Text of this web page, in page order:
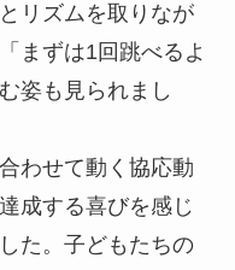
リズムを取りなが
まずは1回跳べるよ
姿も見られまし
わせて動く協応動
成する喜びを感じ
た。子どもたちの